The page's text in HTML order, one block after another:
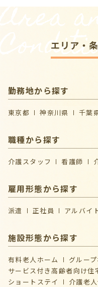
Area
エリア・
勤務地から探す
東京都 神奈川県 千葉
職種から探す
介護スタッフ 看護師
雇用形態から探す
派遣 正社員 アルバイ
施設形態から探す
有料老人ホーム グルー
サービス付き高齢者向け住
ショートステイ
介護⽼